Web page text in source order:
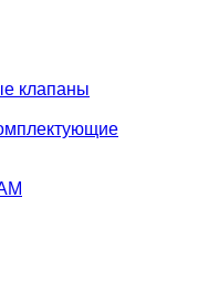
клапаны